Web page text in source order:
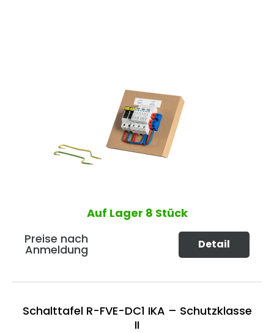
Auf Lager 8 Stück
Preise nach
Anmeldung Detail
Schalttafel R-FVE-DC1 IKA – Schutzklasse
II